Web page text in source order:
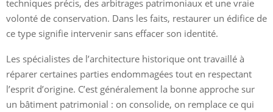
techniques précis, des arbitrages patrimoniaux et une vraie
volonté de conservation. Dans les faits, restaurer un édifice de
ce type signifie intervenir sans effacer son identité.
Les spécialistes de l’architecture historique ont travaillé à
réparer certaines parties endommagées tout en respectant
l’esprit d’origine. C’est généralement la bonne approche sur
un bâtiment patrimonial : on consolide, on remplace ce qui